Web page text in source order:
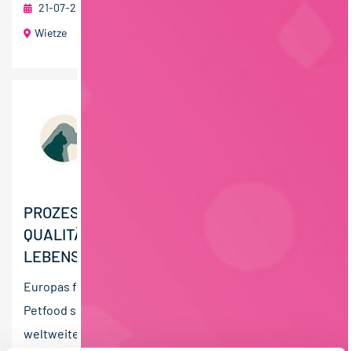
21-07-2026
Wietze
PROZESSMANAGER
QUALITÄTSMANAGEMENT -
LEBENSMITTELPRODUKTION (M/W/D)
Europas führender Hersteller von Super-Premium
Petfood sucht DICH. Als Global-Player beliefern wir den
weltweiten Heimtierfachhandel mit hochwertigen,